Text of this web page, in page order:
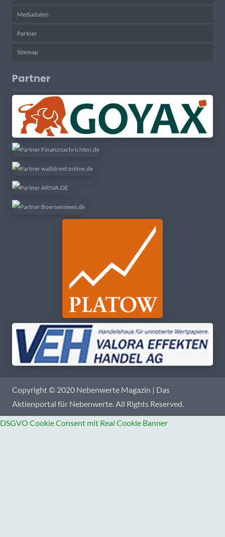
Mediadaten
Partner
Sitemap
Partner
Copyright © 2020 Nebenwerte Magazin | Das
Aktienportal für Nebenwerte. All Rights Reserved.
DSGVO Cookie Consent mit Real Cookie Banner